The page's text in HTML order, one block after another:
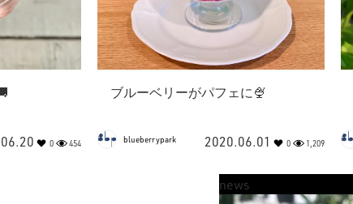
0 454
ブルーベリーがパフェに🍨
blueberrypark 2020.06.01 0 1,209
news